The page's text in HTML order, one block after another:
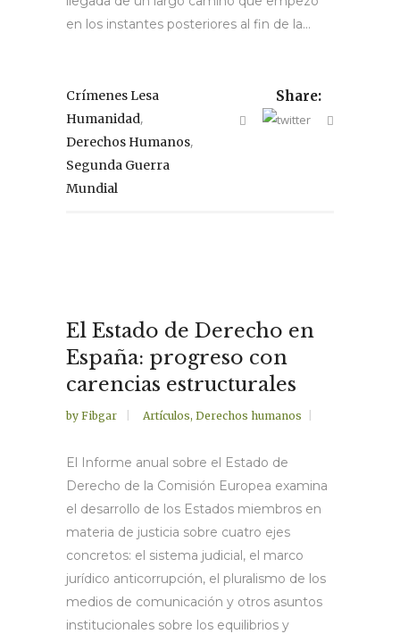
en los instantes posteriores al fin de la...
Crímenes Lesa
Humanidad,
Derechos Humanos,
Segunda Guerra
Mundial
Share:
El Estado de Derecho en
España: progreso con
carencias estructurales
by Fibgar Artículos, Derechos humanos
El Informe anual sobre el Estado de
Derecho de la Comisión Europea examina
el desarrollo de los Estados miembros en
materia de justicia sobre cuatro ejes
concretos: el sistema judicial, el marco
jurídico anticorrupción, el pluralismo de los
medios de comunicación y otros asuntos
institucionales sobre los equilibrios y